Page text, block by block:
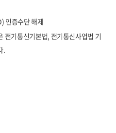
인증수단 해제
전기통신기본법, 전기통신사업법 기
.